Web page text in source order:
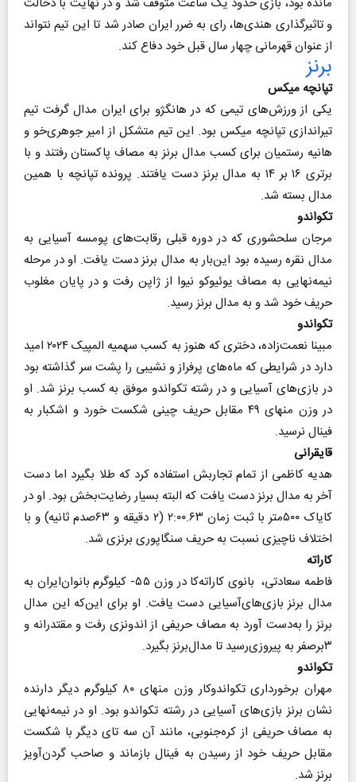
و تاثیرگذاری هندی‌ها، رای به ضرر ایران صادر شد تا این تیم نتواند
از عنوان قهرمانی چهار سال قبل خود دفاع کند.
برنز
تپانچه میکس
یکی از ورزش‌های تیمی که در هانگژو برای ایران مدال گرفت تیم
تیراندازی تپانچه میکس بود. این تیم متشکل از امیر جوهری‌خو و
هانیه رستمیان برای کسب مدال برنز به مصاف پاکستان رفتند و با
برتری ۱۶ بر ۱۴ به مدال برنز دست یافتند. پرونده تپانچه با همین
مدال بسته شد.
تکواندو
مرجان سلحشوری که در دوره قبلی رقابت‌های پومسه آسیایی به
مدال نقره رسیده بود این‌بار به مدال برنز دست یافت. او در مرحله
نیمه‌نهایی به مصاف یوئیوکو نیوا از ژاپن رفت و در پایان مغلوب
حریف خود شد و به مدال برنز رسید.
تکواندو
مبینا نعمت‌زاده، دختری که هنوز به کسب سهمیه المپیک ۲۰۲۴ امید
دارد در شرایطی که ماه‌های پرفراز و نشیبی را پشت سر گذاشته بود
در بازی‌های آسیایی و در رشته تکواندو موفق به کسب برنز شد. او
در وزن منهای ۴۹ مقابل حریف چینی شکست خورد و اشکبار به
فینال نرسید.
قایقرانی
هدیه کاظمی از تمام تجاربش استفاده کرد که طلا بگیرد اما دست
آخر به مدال برنز دست یافت که البته بسیار رضایت‌بخش بود. او در
کایاک ۵۰۰متر با ثبت زمان ۲:۰۰.۶۳ (‌۲ دقیقه و ۶۳صدم ثانیه) و با
اختلاف ناچیزی نسبت به حریف سنگاپوری برنزی شد.
کاراته
فاطمه سعادتی، بانوی کاراته‌کا در وزن ۵۵- کیلوگرم بانوان‌ایران به
مدال برنز بازی‌های‌آسیایی دست یافت. او برای این‌که این مدال
برنز را به‌دست آورد به مصاف حریفی از اندونزی رفت و مقتدرانه و
۳برصفر به پیروزی‌رسید تا مدال‌برنز بگیرد.
تکواندو
مهران برخورداری تکواندوکار وزن منهای ۸۰ کیلوگرم دیگر دارنده
نشان برنز بازی‌های آسیایی در رشته تکواندو بود. او در نیمه‌نهایی
به مصاف حریفی از کره‌جنوبی، مانند آن سه تای دیگر با شکست
مقابل حریف خود از رسیدن به فینال بازماند و صاحب گردن‌آویز
برنز شد.